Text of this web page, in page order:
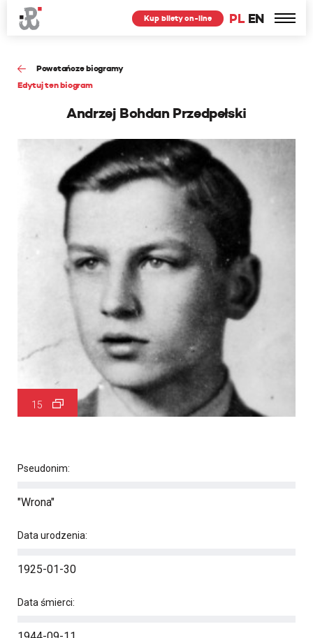
PL EN
Kup bilety on-line
Powstańcze biogramy
Edytuj ten biogram
Andrzej Bohdan Przedpełski
15
Pseudonim:
"Wrona"
Data urodzenia:
1925-01-30
Data śmierci: